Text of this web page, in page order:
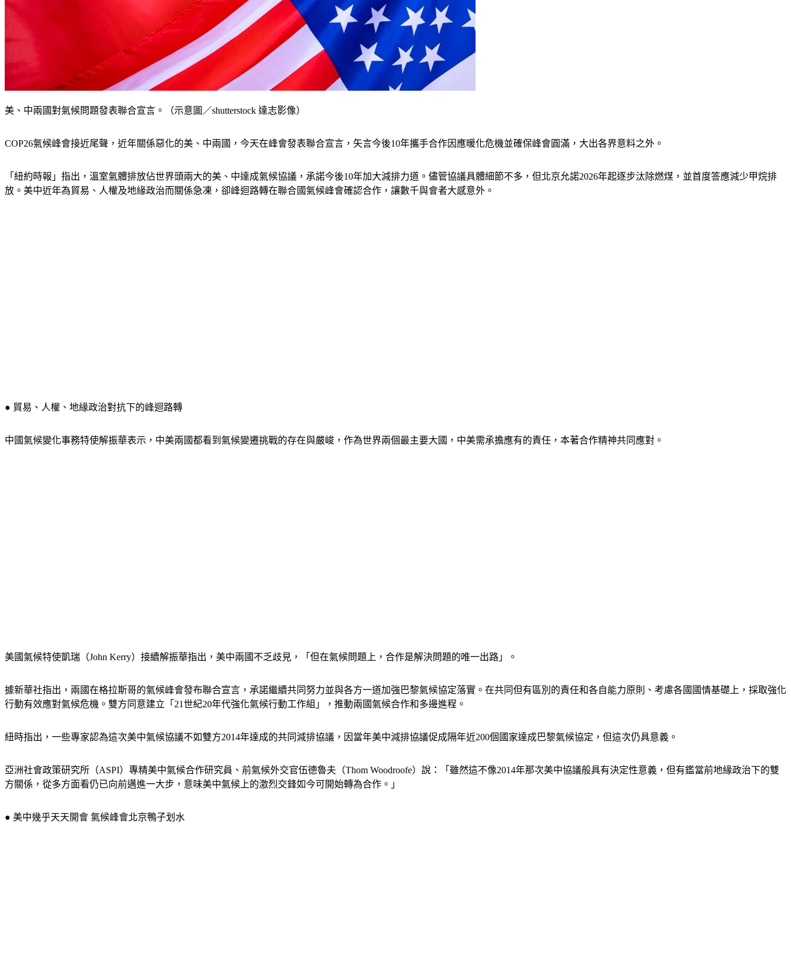
美、中兩國對氣候問題發表聯合宣言。（示意圖／shutterstock 達志影像）
COP26氣候峰會接近尾聲，近年關係惡化的美、中兩國，今天在峰會發表聯合宣言，矢言今後10年攜手合作因應暖化危機並確保峰會圓滿，大出各界意料之外。
「紐約時報」指出，溫室氣體排放佔世界頭兩大的美、中達成氣候協議，承諾今後10年加大減排力道。儘管協議具體細節不多，但北京允諾2026年起逐步汰除燃煤，並首度答應減少甲烷排
放。美中近年為貿易、人權及地緣政治而關係急凍，卻峰迴路轉在聯合國氣候峰會確認合作，讓數千與會者大感意外。
● 貿易、人權、地緣政治對抗下的峰迴路轉
中國氣候變化事務特使解振華表示，中美兩國都看到氣候變遷挑戰的存在與嚴峻，作為世界兩個最主要大國，中美需承擔應有的責任，本著合作精神共同應對。
美國氣候特使凱瑞（John Kerry）接續解振華指出，美中兩國不乏歧見，「但在氣候問題上，合作是解決問題的唯一出路」。
據新華社指出，兩國在格拉斯哥的氣候峰會發布聯合宣言，承諾繼續共同努力並與各方一道加強巴黎氣候協定落實。在共同但有區別的責任和各自能力原則、考慮各國國情基礎上，採取強化
行動有效應對氣候危機。雙方同意建立「21世紀20年代強化氣候行動工作組」，推動兩國氣候合作和多邊進程。
紐時指出，一些專家認為這次美中氣候協議不如雙方2014年達成的共同減排協議，因當年美中減排協議促成隔年近200個國家達成巴黎氣候協定，但這次仍具意義。
亞洲社會政策研究所（ASPI）專精美中氣候合作研究員、前氣候外交官伍德魯夫（Thom Woodroofe）說：「雖然這不像2014年那次美中協議般具有決定性意義，但有鑑當前地緣政治下的雙
方關係，從多方面看仍已向前邁進一大步，意味美中氣候上的激烈交鋒如今可開始轉為合作。」
● 美中幾乎天天開會 氣候峰會北京鴨子划水